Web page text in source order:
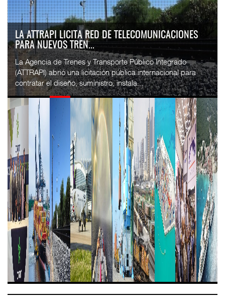
LA ATTRAPI LICITA RED DE TELECOMUNICACIONES
PARA NUEVOS TREN...
La Agencia de Trenes y Transporte Público Integrado
(ATTRAPI) abrió una licitación pública internacional para
contratar el diseño, suministro, instala...